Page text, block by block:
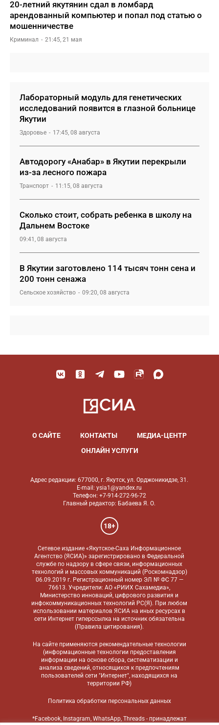
20-летний якутянин сдал в ломбард
арендованный компьютер и попал под статью о
мошенничестве
Криминал 21:45, 21 мая
Лабораторный модуль для генетических
исследований появится в глазной больнице
Якутии
Здоровье 17:45, 08 августа
Автодорогу «Анабар» в Якутии перекрыли
из-за лесного пожара
Транспорт 11:15, 08 августа
Сколько стоит, собрать ребенка в школу на
Дальнем Востоке
09:41, 08 августа
В Якутии заготовлено 114 тысяч тонн сена и
200 тонн сенажа
Сельское хозяйство 09:20, 08 августа
О САЙТЕ КОНТАКТЫ
МЕДИА-ЦЕНТР
ОНЛАЙН УСЛУГИ
Адрес редакции: 677000, г. Якутск, ул. Орджоникидзе, 31.
E-mail: ysia1@yandex.ru
Телефон: +7-914-272-96-72
Главный редактор: Бабаева Я. О.
18+
Сетевое издание «Якутское-Саха Информационное
Агентство (ЯСИА)» зарегистрировано в Федеральной
службе по надзору в сфере связи, информационных
технологий и массовых коммуникаций (Роскомнадзор)
06.09.2019 г. Регистрационный номер ЭЛ № ФС 77 —
76613. Учредители: АО «РИИХ Сахамедиа»,
Министерство инноваций, цифрового развития и
инфокоммуникационных технологий РС(Я). При любом
использовании материалов ЯСИА на иных ресурсах в
сети Интернет гиперссылка на источник обязательна
(Правила цитирования).
На сайте применяются рекомендательные технологии
(информационные технологии предоставления
информации на основе сбора, систематизации и
анализа сведений, относящихся к предпочтениям
пользователей сети "Интернет", находящихся на
территории РФ)
Политика обработки персональных данных
*Facebook, Instagram, WhatsApp, Threads - принадлежат